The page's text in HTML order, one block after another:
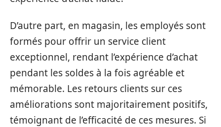
D’autre part, en magasin, les employés sont
formés pour offrir un service client
exceptionnel, rendant l’expérience d’achat
pendant les soldes à la fois agréable et
mémorable. Les retours clients sur ces
améliorations sont majoritairement positifs,
témoignant de l’efficacité de ces mesures. Si